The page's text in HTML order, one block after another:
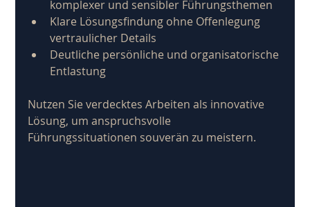
komplexer und sensibler Führungsthemen
Klare Lösungsfindung ohne Offenlegung
vertraulicher Details
Deutliche persönliche und organisatorische
Entlastung
Nutzen Sie verdecktes Arbeiten als innovative
Lösung, um anspruchsvolle
Führungssituationen souverän zu meistern.